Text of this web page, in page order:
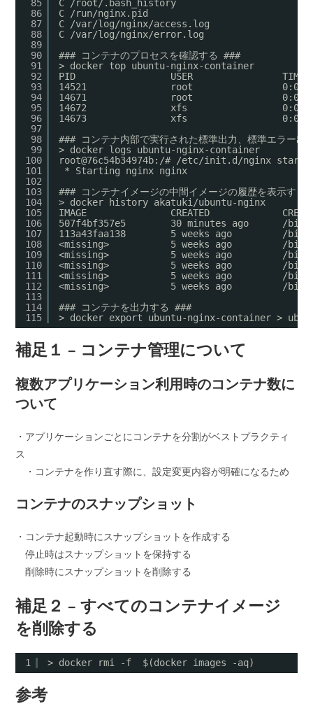
85
86
87
88
89
90
91
92
93
94
95
96
97
98
99
100
101
102
103
104
105
106
107
108
109
110
111
112
113
114
115
C /root/.bash_history
C /run/nginx.pid
C /var/log/nginx/access.log
C /var/log/nginx/error.log
### コンテナのプロセスを確認する ###
> docker top ubuntu-nginx-container
PID                 USER                TIME
14521               root
14671               root
14672               xfs
14673               xfs
### コンテナ内部で実行された標準出力、標準エラー出
> docker logs ubuntu-nginx-container
root@76c54b34974b:/# /etc/init.d/nginx start
* Starting nginx nginx
### コンテナイメージの中間イメージの履歴を表示する
> docker history akatuki/ubuntu-nginx
IMAGE               CREATED
507f4bf357e5        30 minutes ago      /bin/
113a43faa138        5 weeks ago         /
<missing>           5 weeks ago         /
<missing>           5 weeks ago
<missing>           5 weeks ago
<missing>           5 weeks ago
<missing>           5 weeks ago         /
### コンテナを出力する ###
> docker export ubuntu-nginx-container >
補足１ – コンテナ管理について
複数アプリケーション利用時のコンテナ数に
ついて
・アプリケーションごとにコンテナを分割がベストプラクティ
ス
・コンテナを作り直す際に、設定変更内容が明確になるため
コンテナのスナップショット
・コンテナ起動時にスナップショットを作成する
停止時はスナップショットを保持する
削除時にスナップショットを削除する
補足２ – すべてのコンテナイメージ
を削除する
1 > docker rmi -f  $(docker images -aq)
参考